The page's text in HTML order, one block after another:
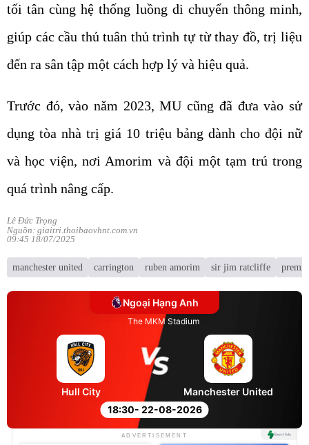
tối tân cùng hệ thống luồng di chuyển thông minh,
giúp các cầu thủ tuân thủ trình tự từ thay đồ, trị liệu
đến ra sân tập một cách hợp lý và hiệu quả.
Trước đó, vào năm 2023, MU cũng đã đưa vào sử
dụng tòa nhà trị giá 10 triệu bảng dành cho đội nữ
và học viện, nơi Amorim và đội một tạm trú trong
quá trình nâng cấp.
Lê Đức Trọng
Nguồn: giaitri.thoibaovhnt.com.vn
09:45 18/07/2025
manchester united carrington ruben amorim sir jim ratcliffe
Ngoại Hạng Anh
The MKM Stadium
18:30- 22-08-2026
Hull City Manchester United
ADVERTISEMENT